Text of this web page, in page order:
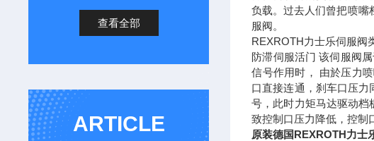
查看全部
ARTICLE
负载。过去人们曾把喷嘴
服阀。
REXROTH力士乐伺服阀
防滞伺服活门 该伺服阀
信号作用时， 由於压力
口直接连通，刹车口压
号，此时力矩马达驱动档
致控制口压力降低，控制
原装德国REXROTH力士